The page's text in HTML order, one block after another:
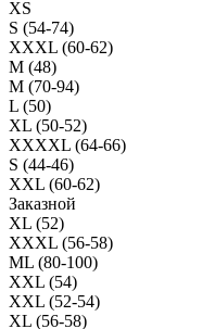
XS
S (54-74)
XXXL (60-62)
M (48)
M (70-94)
L (50)
XL (50-52)
XXXXL (64-66)
S (44-46)
XXL (60-62)
Заказной
XL (52)
XXXL (56-58)
ML (80-100)
XXL (54)
XXL (52-54)
XL (56-58)